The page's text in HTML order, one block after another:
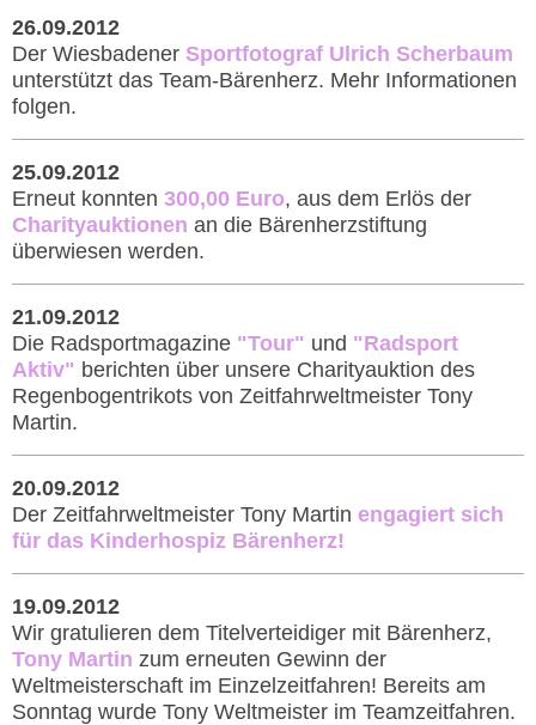
26.09.2012
Der Wiesbadener Sportfotograf Ulrich Scherbaum
unterstützt das Team-Bärenherz. Mehr Informationen
folgen.
25.09.2012
Erneut konnten 300,00 Euro, aus dem Erlös der
Charityauktionen an die Bärenherzstiftung
überwiesen werden.
21.09.2012
Die Radsportmagazine "Tour" und "Radsport
Aktiv" berichten über unsere Charityauktion des
Regenbogentrikots von Zeitfahrweltmeister Tony
Martin.
20.09.2012
Der Zeitfahrweltmeister Tony Martin engagiert sich
für das Kinderhospiz Bärenherz!
19.09.2012
Wir gratulieren dem Titelverteidiger mit Bärenherz,
Tony Martin zum erneuten Gewinn der
Weltmeisterschaft im Einzelzeitfahren! Bereits am
Sonntag wurde Tony Weltmeister im Teamzeitfahren.